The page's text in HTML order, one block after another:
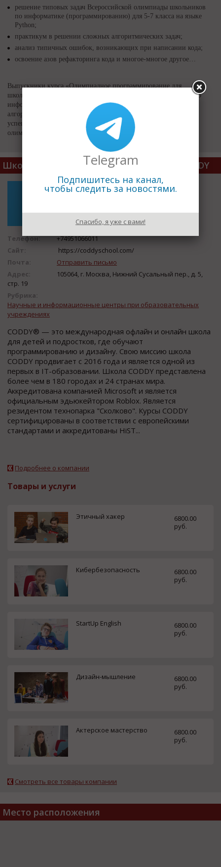
решение типовых задач Всероссийской олимпиады школьников
по информатике (программированию) для 5-7 класса на языке
Python;
практикум в решении сложных алгоритмических задач;
анализ типичных ошибок, возникающих при написании кода;
освоение азов рефакторинга кода и многое-многое другое…
Выпускники курса «Олимпиадное программирование для
школьников» будут готовы к решению олимпиадных заданий по
информатике, а также отработают наиболее сложные темы и
алгоритмические задачи, что позволит заложить фундамент
успешного участия в заключительном этапе всероссийских
олимпиад для школьников.
Школа программирования для детей CODDY
Телефон:
+74951066011
Сайт:
https://coddyschool.com/
Почта:
Отправить письмо
Адрес:
105064, г. Москва, Нижний Сусальный пер., д. 5,
стр. 19
Рубрика:
Научные и информационные центры при образовательных
учреждениях
CODDY® — это международная офлайн и онлайн школа
для детей и подростков, где обучают
программированию и дизайну. Свою миссию школа
CODDY продвигает с 2016 года и является одной из
первых в IT-образовании. Школа CODDY представлена
более чем в 180 городах и 24 странах мира.
Аккредитована компанией Microsoft и является
официальным эдьюкейтором Roblox. Является
резидентом технопарка "Сколково". Курсы CODDY
сертифицированы в соответствии с европейскими
стандартами и аккредитованы HiST...
Подробнее о компании
Товары и услуги
Этичный хакер
6800.00
руб.
Кибербезопасность
6800.00
руб.
StartUp English
6800.00
руб.
Дизайн-мышление
6800.00
руб.
Актерское мастерство
6800.00
руб.
Смотреть все товары компании
Место расположения
Telegram
Подпишитесь на канал,
чтобы следить за новостями.
Спасибо, я уже с вами!